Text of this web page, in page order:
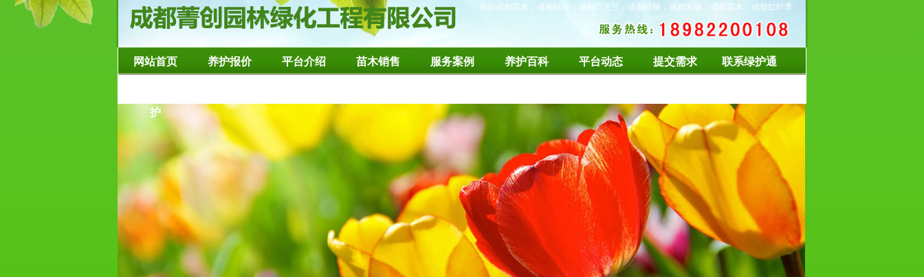
供应成都苗木，成都桂花，成都广玉兰，成都桢楠，成都紫薇，成都苗木，成都红叶李
网站首页 养护报价 平台介绍 苗木销售 服务案例 养护百科 平台动态 提交需求 联系绿护通
护